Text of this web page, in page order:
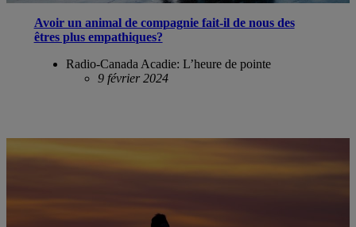
Avoir un animal de compagnie fait-il de nous des
êtres plus empathiques?
Radio-Canada Acadie: L’heure de pointe
9 février 2024